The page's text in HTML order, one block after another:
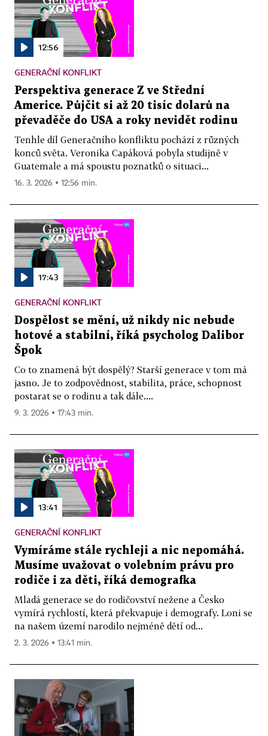
12:56
GENERAČNÍ KONFLIKT
Perspektiva generace Z ve Střední
Americe. Půjčit si až 20 tisíc dolarů na
převaděče do USA a roky nevidět rodinu
Tenhle díl Generačního konfliktu pochází z různých
konců světa. Veronika Capáková pobyla studijně v
Guatemale a má spoustu poznatků o situaci...
16. 3. 2026 ▪ 12:56 min.
17:43
GENERAČNÍ KONFLIKT
Dospělost se mění, už nikdy nic nebude
hotové a stabilní, říká psycholog Dalibor
Špok
Co to znamená být dospělý? Starší generace v tom má
jasno. Je to zodpovědnost, stabilita, práce, schopnost
postarat se o rodinu a tak dále....
9. 3. 2026 ▪ 17:43 min.
13:41
GENERAČNÍ KONFLIKT
Vymíráme stále rychleji a nic nepomáhá.
Musíme uvažovat o volebním právu pro
rodiče i za děti, říká demografka
Mladá generace se do rodičovství nežene a Česko
vymírá rychlostí, která překvapuje i demografy. Loni se
na našem území narodilo nejméně dětí od...
2. 3. 2026 ▪ 13:41 min.